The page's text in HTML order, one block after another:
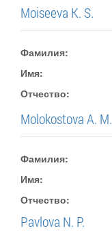
Moiseeva K. S.
Фамилия:
Имя:
Отчество:
Molokostova A. M.
Фамилия:
Имя:
Отчество:
Pavlova N. P.